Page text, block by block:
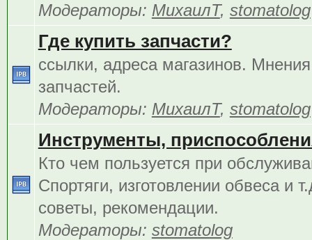
Модераторы: МихаилТ, stomatolog
Где купить запчасти?
ссылки, адреса магазинов.
запчастей.
Модераторы: МихаилТ, stomatolog
Инструменты,
Кто чем пользуется при
Спортяги, изготовлении обвеса и
советы, рекомендации.
Модераторы: stomatolog